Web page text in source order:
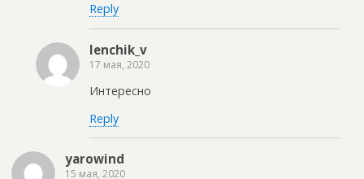
Reply
lenchik_v
17 мая, 2020
Интересно
Reply
yarowind
15 мая, 2020